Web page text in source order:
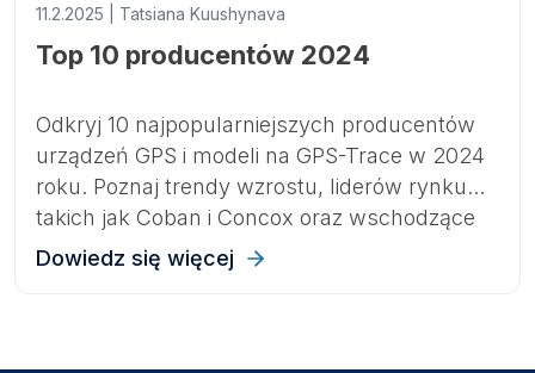
11.2.2025 | Tatsiana Kuushynava
Top 10 producentów 2024
Odkryj 10 najpopularniejszych producentów
urządzeń GPS i modeli na GPS-Trace w 2024
roku. Poznaj trendy wzrostu, liderów rynku
takich jak Coban i Concox oraz wschodzące
marki kształtujące przyszłość monitoringu
Dowiedz się więcej